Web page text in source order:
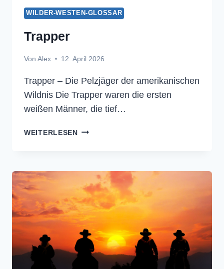
WILDER-WESTEN-GLOSSAR
Trapper
Von Alex 12. April 2026
Trapper – Die Pelzjäger der amerikanischen
Wildnis Die Trapper waren die ersten
weißen Männer, die tief…
WEITERLESENTRAPPER